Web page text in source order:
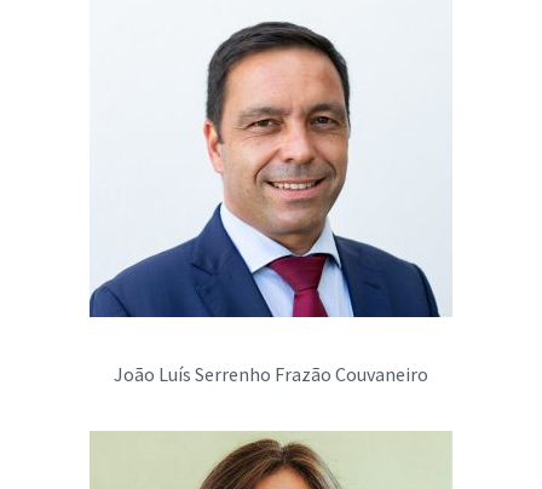
João Luís Serrenho Frazão Couvaneiro